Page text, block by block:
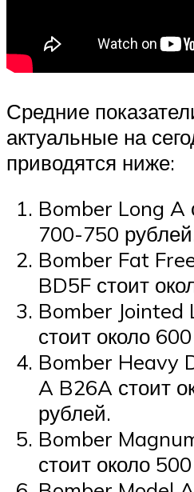
Средние
актуальные на
приводятся ниже:
Bomber Long A
700-750
Bomber Fat
BD5F стоит
Bomber Jointed
стоит около
Bomber Heavy
A B26A стоит
рублей.
Bomber
стоит около